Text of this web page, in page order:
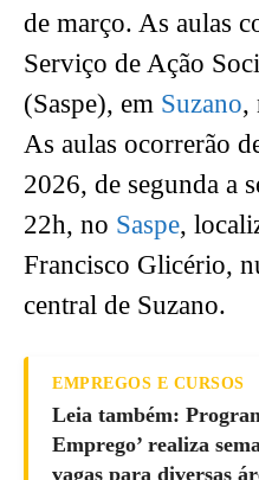
de março. As aulas
Serviço de Ação
(Saspe), em Suzano,
As aulas ocorrerão
2026, de segunda a
22h, no Saspe,
Francisco Glicério,
central de Suzano.
EMPREGOS E CURSOS
Leia também:
Emprego’ realiza
vagas para diversas